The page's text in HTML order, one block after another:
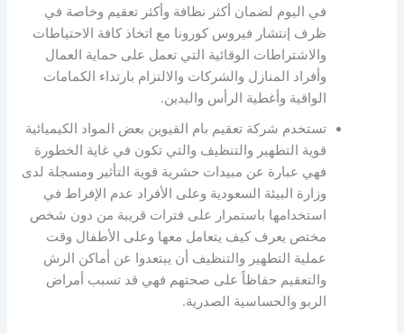
في اليوم لضمان أكثر نظافة وأكثر تعقيم وخاصة في
ظرف إنتشار فيروس كورونا مع اتخاذ كافة الاحتياطات
والاشتراطات الوقائية التي تعمل على حماية العمال
وأفراد المنازل والشركات والالتزام بارتداء الكمامات
الواقية وأغطية الرأس واليدين.
تستخدم شركة تعقيم بام القيوين بعض المواد الكيميائية
قوية التطهير والتنظيف والتي تكون في غاية الخطورة
فهي عبارة عن مبيدات حشرية قوية التأثير ومسجلة لدى
وزارة البيئة السعودية وعلى الأفراد عدم الإفراط في
استخدامها باستمرار على فترات قريبة من دون شخص
مختص يعرف كيف يتعامل معها وعلى الأطفال وقت
عملية التطهير والتنظيف أن يبتعدوا عن أماكن الرش
والتعقيم حفاظاً على صحتهم فهي قد تسبب أمراض
الربو والحساسية الصدرية.